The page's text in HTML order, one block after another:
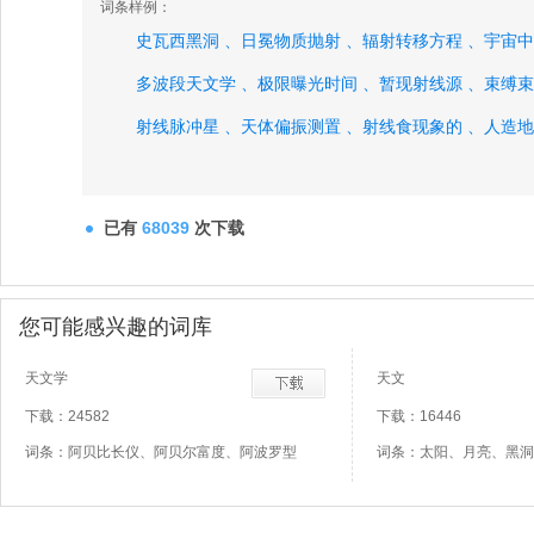
词条样例：
史瓦西黑洞 、 日冕物质抛射 、 辐射转移方程 、 宇宙
多波段天文学 、 极限曝光时间 、 暂现射线源 、 束缚
射线脉冲星 、 天体偏振测置 、 射线食现象的 、 人造
已有 68039 次下载
您可能感兴趣的词库
天文学
下载：24582
词条：阿贝比长仪、阿贝尔富度、阿波罗型
天文
下载：16446
词条：太阳、月亮、黑